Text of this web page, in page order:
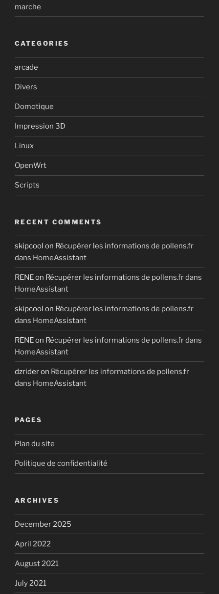
marche
CATEGORIES
arcade
Divers
Domotique
Impression 3D
Linux
OpenWrt
Scripts
RECENT COMMENTS
skipcool on Récupérer les informations de pollens.fr
dans HomeAssistant
RENEon Récupérer les informations de pollens.fr dans
HomeAssistant
skipcool on Récupérer les informations de pollens.fr
dans HomeAssistant
RENEon Récupérer les informations de pollens.fr dans
HomeAssistant
dzrideron Récupérer les informations de pollens.fr
dans HomeAssistant
PAGES
Plan du site
Politique de confidentialité
ARCHIVES
December 2025
April 2022
August 2021
July 2021